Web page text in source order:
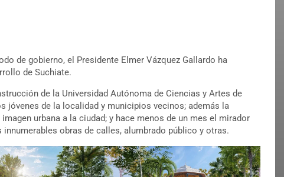
de gobierno, el Presidente Elmer Vázquez Gallardo ha
de Suchiate.
de la Universidad Autónoma de Ciencias y Artes de
jóvenes de la localidad y municipios vecinos; además la
urbana a la ciudad; y hace menos de un mes el mirador
obras de calles, alumbrado público y otras.